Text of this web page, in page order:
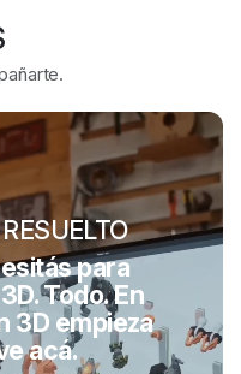
para
Todo. En
3D empieza
acá.